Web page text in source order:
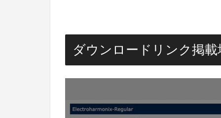
ダウンロードリンク掲載